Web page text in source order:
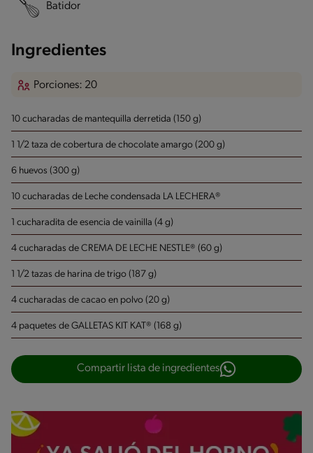
Batidor
Ingredientes
Porciones: 20
10 cucharadas de mantequilla derretida (150 g)
1 1/2 taza de cobertura de chocolate amargo (200 g)
6 huevos (300 g)
10 cucharadas de Leche condensada LA LECHERA®
1 cucharadita de esencia de vainilla (4 g)
4 cucharadas de CREMA DE LECHE NESTLE® (60 g)
1 1/2 tazas de harina de trigo (187 g)
4 cucharadas de cacao en polvo (20 g)
4 paquetes de GALLETAS KIT KAT® (168 g)
Compartir lista de ingredientes